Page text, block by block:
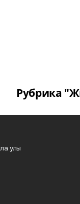
Рубрика
улы